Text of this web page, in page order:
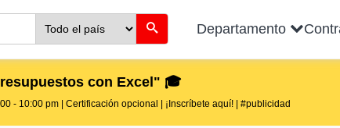
Departamento
con Excel" 🎓
- 10:00 pm | Certificación opcional | ¡Inscríbete aquí! | #publicidad